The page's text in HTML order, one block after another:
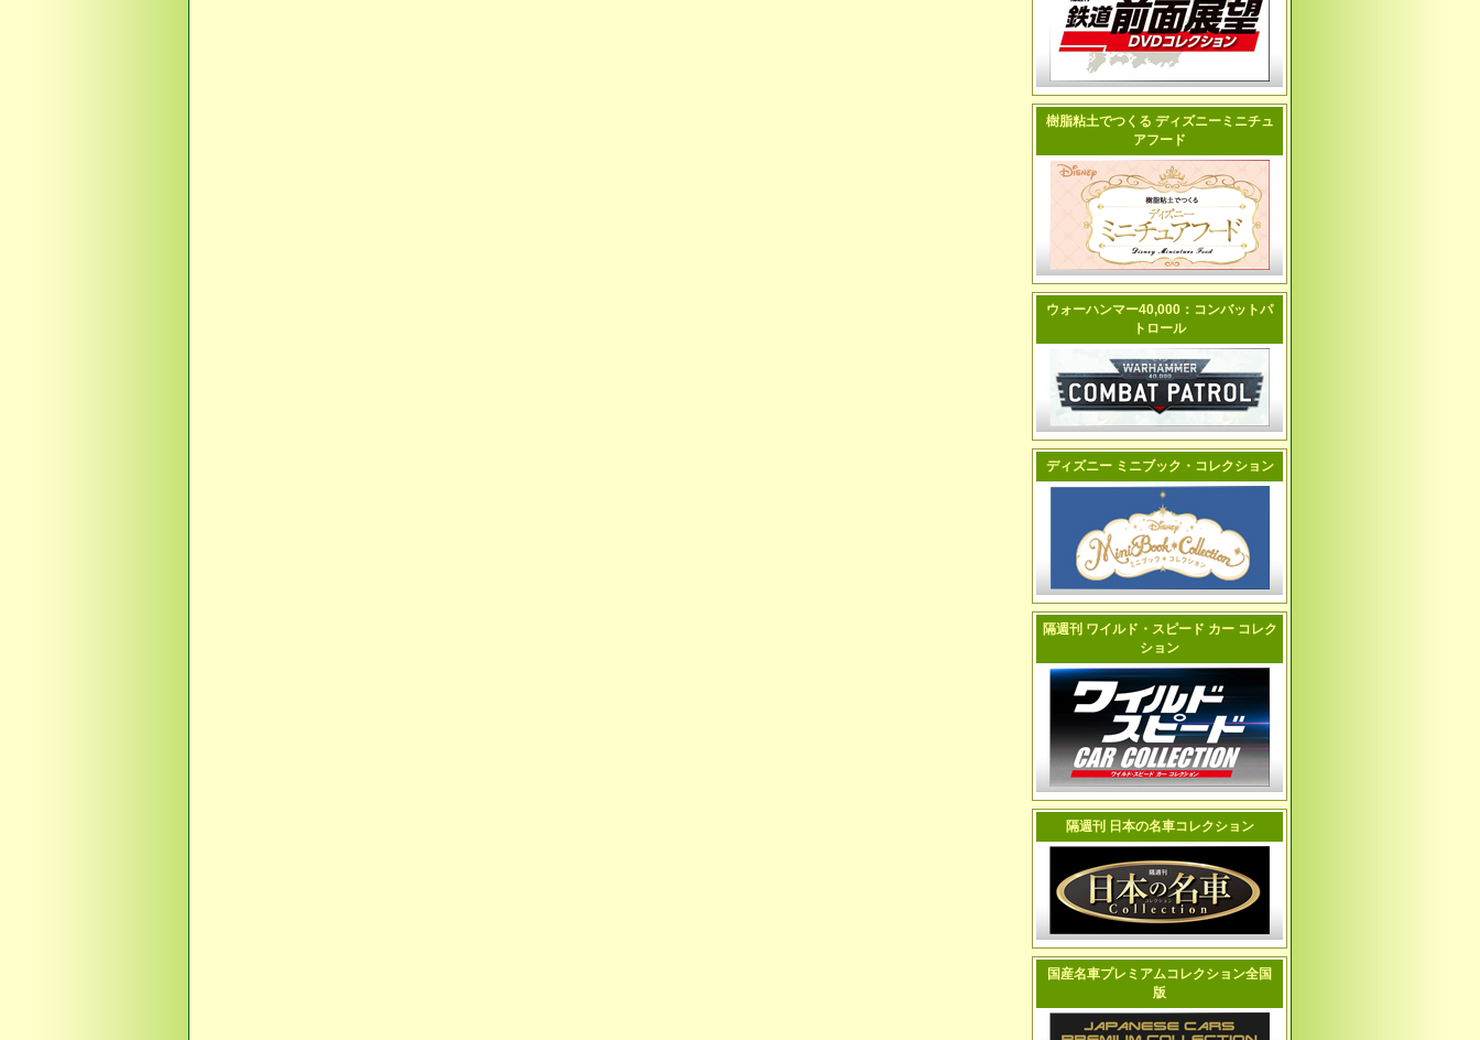
樹脂粘土でつくる ディズニーミニチュ
アフード
ウォーハンマー40,000：コンバットパ
トロール
ディズニー ミニブック・コレクション
隔週刊 ワイルド・スピード カー コレク
ション
隔週刊 日本の名車コレクション
国産名車プレミアムコレクション全国
版